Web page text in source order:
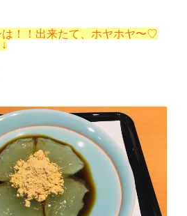
！！出来たて、ホヤホヤ〜♡